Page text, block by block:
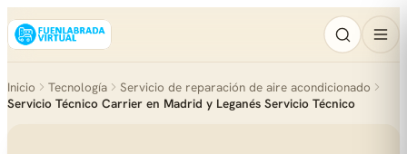
Inicio Tecnología
Servicio de reparación de aire acondicionado
Servicio Técnico Carrier en Madrid y Leganés Servicio Técnico